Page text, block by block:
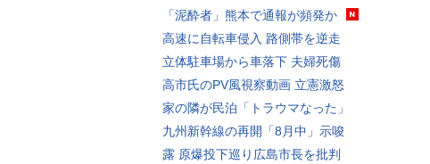
「泥酔者」熊本で通報が頻発か
高速に自転車侵入 路側帯を逆走
立体駐車場から車落下 夫婦死傷
高市氏のPV風視察動画 立憲激怒
家の隣が民泊「トラウマなった」
九州新幹線の再開「8月中」示唆
露 原爆投下巡り広島市長を批判